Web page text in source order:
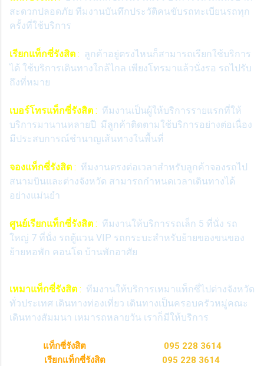
สะดวกปลอดภัย ทีมงานบันทึกประวัติคนขับรถทะเบียนรถทุก
ครั้งที่ใช้บริการ
เรียกแท็กซี่รังสิต : ลูกค้าอยู่ตรงไหนก็สามารถเรียกใช้บริการ
ได้ ใช้บริการเดินทางใกล้ไกล เพียงโทรมาแล้วนั่งรอ รถไปรับ
ถึงที่หมาย
เบอร์โทรแท็กซี่รังสิต : ทีมงานเป็นผู้ให้บริการรายแรกที่ให้
บริการมานานหลายปี มีลูกค้าติดตามใช้บริการอย่างต่อเนื่อง
มีประสบการณ์ชำนาญเส้นทางในพื้นที่
จองแท็กซี่รังสิต : ทีมงานตรงต่อเวลาสำหรับลูกค้าจองรถไป
สนามบินและต่างจังหวัด สามารถกำหนดเวลาเดินทางได้
อย่างแม่นยำ
ศูนย์เรียกแท็กซี่รังสิต : ทีมงานให้บริการรถเล็ก 5 ที่นั่ง รถ
ใหญ่ 7 ที่นั่ง รถตู้แวน VIP รถกระบะสำหรับย้ายของขนของ
ย้ายหอพัก คอนโด บ้านพักอาศัย
เหมาแท็กซี่รังสิต : ทีมงานให้บริการเหมาแท็กซี่ไปต่างจังหวัด
ทั่วประเทศ เดินทางท่องเที่ยว เดินทางเป็นครอบครัวหมู่คณะ
เดินทางสัมมนา เหมารถหลายวัน เราก็มีให้บริการ
แท็กซี่รังสิต
095 228 3614
เรียกแท็กซี่รังสิต
095 228 3614